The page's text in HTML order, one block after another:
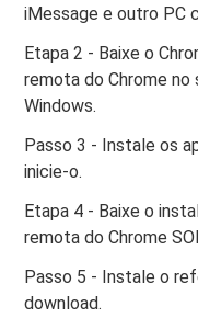
iMessage e outro PC
Etapa 2 - Baixe o
remota do Chrome no
Windows.
Passo 3 - Instale os
inicie-o.
Etapa 4 - Baixe o
remota do Chrome
Passo 5 - Instale o
download.